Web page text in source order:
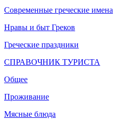
Современные греческие имена
Нравы и быт Греков
Греческие праздники
СПРАВОЧНИК ТУРИСТА
Общее
Проживание
Мясные блюда